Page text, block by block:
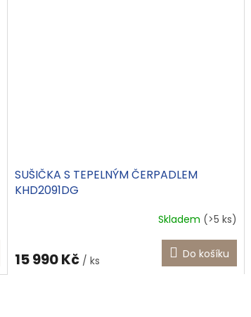
SUŠIČKA S TEPELNÝM ČERPADLEM
KHD2091DG
Skladem (>5 ks)
15 990 Kč / ks Do košíku